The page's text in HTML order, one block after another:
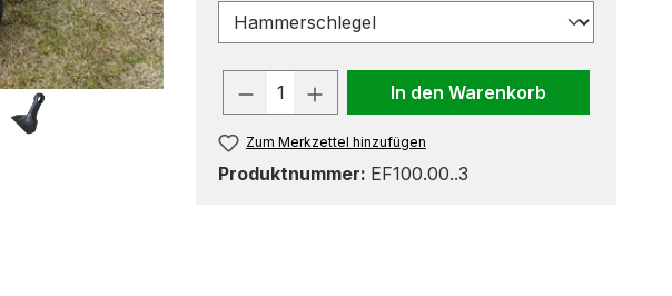
Produkt Anzahl: Gib den
In den Warenkorb
Zum Merkzettel hinzufügen
Produktnummer: EF100.00..3